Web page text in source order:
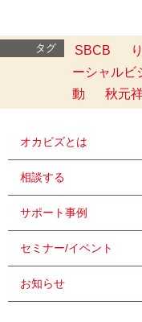
タグ SBCB
ーシャルビ
動
秋元
オカビズとは
相談する
サポート事例
セミナー/イベント
お知らせ